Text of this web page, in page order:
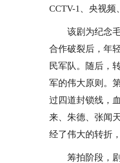
CCTV-1、央视
该剧为纪念毛
合作破裂后，年
民军队。随后，
军的伟大原则。
过四道封锁线，
来、朱德、张闻
经了伟大的转折
筹拍阶段，剧